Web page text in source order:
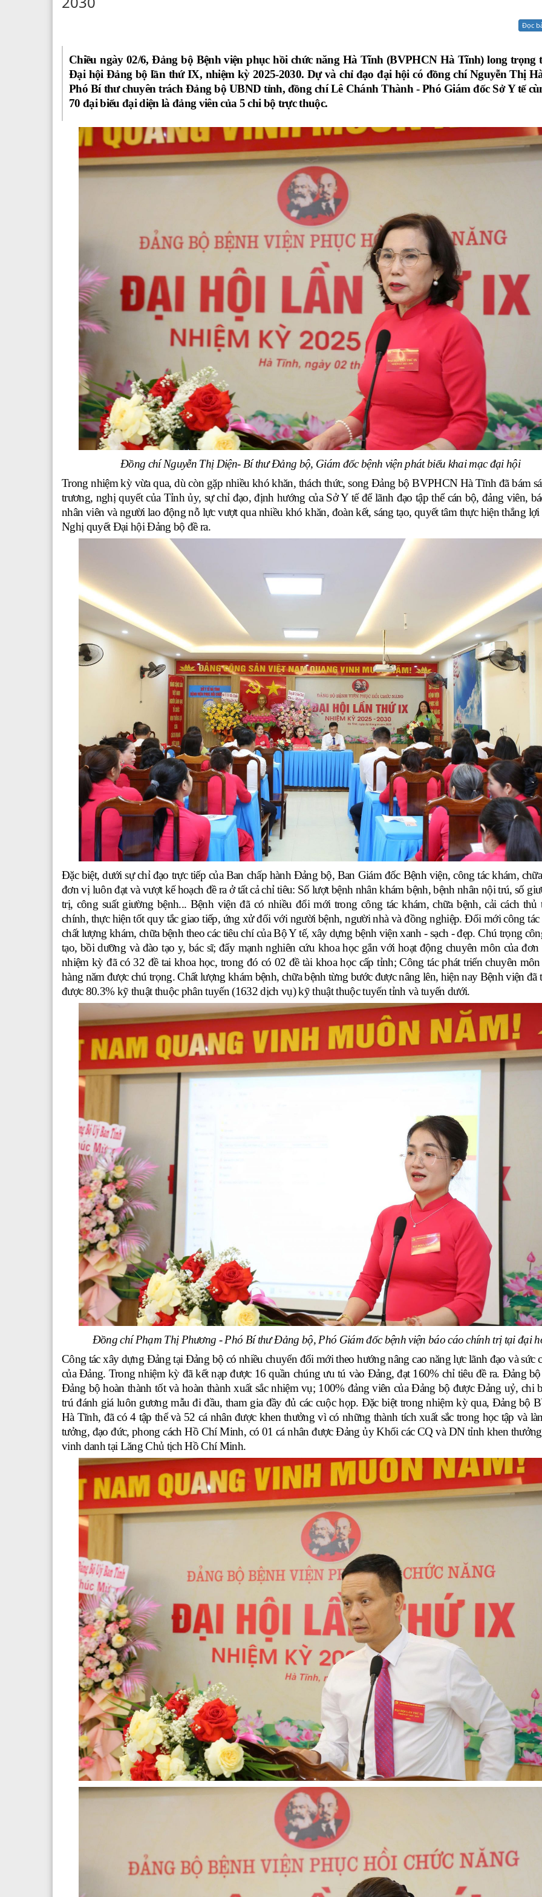
Đọc
Chiều ngày 02/6, Đảng bộ Bệnh viện phục hồi chức năng Hà Tĩnh (BVPHCN Hà Tĩnh) long trọng
Đại hội Đảng bộ lần thứ IX, nhiệm kỳ 2025-2030. Dự và chỉ đạo đại hội có đồng chí Nguyễn Thị
Phó Bí thư chuyên trách Đảng bộ UBND tỉnh, đồng chí Lê Chánh Thành - Phó Giám đốc Sở Y tế
70 đại biểu đại diện là đảng viên của 5 chi bộ trực thuộc.
Đồng chí Nguyễn Thị Diện- Bí thư Đảng bộ, Giám đốc bệnh viện phát biểu khai mạc đại hội
Trong nhiệm kỳ vừa qua, dù còn gặp nhiều khó khăn, thách thức, song Đảng bộ BVPHCN Hà Tĩnh đã bám
trương, nghị quyết của Tỉnh ủy, sự chỉ đạo, định hướng của Sở Y tế để lãnh đạo tập thể cán bộ, đảng viên,
nhân viên và người lao động nỗ lực vượt qua nhiều khó khăn, đoàn kết, sáng tạo, quyết tâm thực hiện thắng
Nghị quyết Đại hội Đảng bộ đề ra.
Đặc biệt, dưới sự chỉ đạo trực tiếp của Ban chấp hành Đảng bộ, Ban Giám đốc Bệnh viện, công tác khám,
đơn vị luôn đạt và vượt kế hoạch đề ra ở tất cả chỉ tiêu: Số lượt bệnh nhân khám bệnh, bệnh nhân nội trú, số
trị, công suất giường bệnh... Bệnh viện đã có nhiều đổi mới trong công tác khám, chữa bệnh, cải cách thủ
chính, thực hiện tốt quy tắc giao tiếp, ứng xử đối với người bệnh, người nhà và đồng nghiệp. Đổi mới công tác
chất lượng khám, chữa bệnh theo các tiêu chí của Bộ Y tế, xây dựng bệnh viện xanh - sạch - đẹp. Chú trọng
tạo, bồi dưỡng và đào tạo y, bác sĩ; đẩy mạnh nghiên cứu khoa học gắn với hoạt động chuyên môn của
nhiệm kỳ đã có 32 đề tai khoa học, trong đó có 02 đề tài khoa học cấp tỉnh; Công tác phát triển chuyên
hàng năm được chú trọng. Chất lượng khám bệnh, chữa bệnh từng bước được nâng lên, hiện nay Bệnh viện đã
được 80.3% kỹ thuật thuộc phân tuyến (1632 dịch vụ) kỹ thuật thuộc tuyến tỉnh và tuyến dưới.
Đồng chí Phạm Thị Phương - Phó Bí thư Đảng bộ, Phó Giám đốc bệnh viện báo cáo chính trị tại đại
Công tác xây dựng Đảng tại Đảng bộ có nhiều chuyển đổi mới theo hướng nâng cao năng lực lãnh đạo và sức
của Đảng. Trong nhiệm kỳ đã kết nạp được 16 quần chúng ưu tú vào Đảng, đạt 160% chỉ tiêu đề ra. Đảng
Đảng bộ hoàn thành tốt và hoàn thành xuất sắc nhiệm vụ; 100% đảng viên của Đảng bộ được Đảng uỷ, chi
trú đánh giá luôn gương mẫu đi đầu, tham gia đầy đủ các cuộc họp. Đặc biệt trong nhiệm kỳ qua, Đảng bộ
Hà Tĩnh, đã có 4 tập thể và 52 cá nhân được khen thưởng vì có những thành tích xuất sắc trong học tập và
tưởng, đạo đức, phong cách Hồ Chí Minh, có 01 cá nhân được Đảng ủy Khối các CQ và DN tỉnh khen
vinh danh tại Lăng Chủ tịch Hồ Chí Minh.